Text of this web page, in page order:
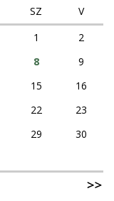
SZ
V
1
2
8
9
15
16
22
23
29
30